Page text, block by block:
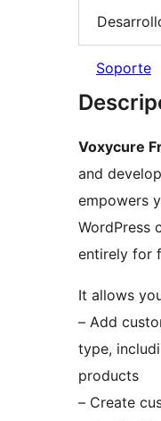
Soporte
Voxycure
and
empowers
WordPress
entirely for
It allows
– Add
type,
products
– Create